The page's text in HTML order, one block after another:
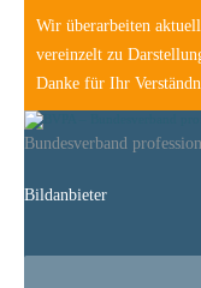
Wir überarbeiten
vereinzelt zu
Danke für Ihr
Bundesverband
Bildanbieter